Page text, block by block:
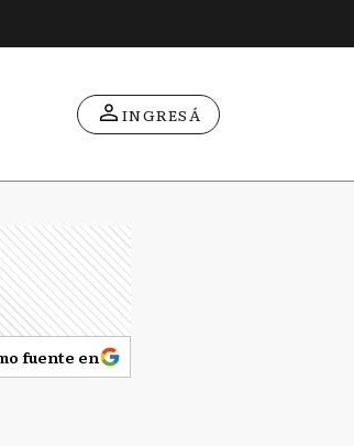
INGRESÁ
fuente en